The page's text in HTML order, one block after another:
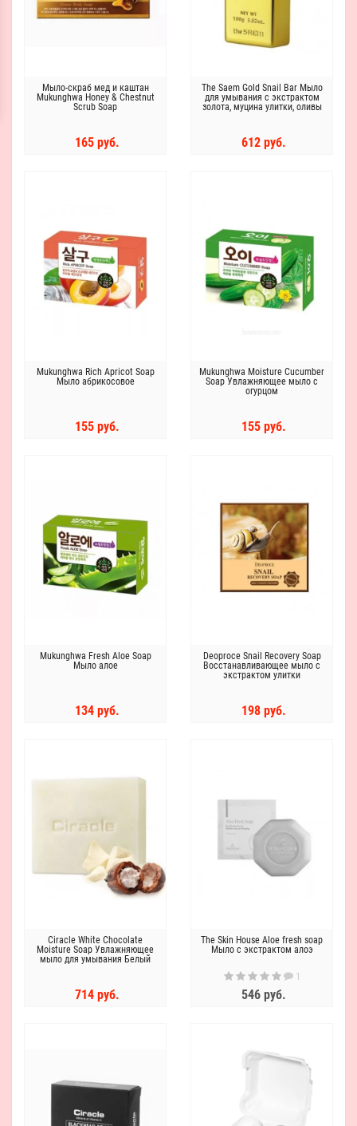
Мыло-скраб мед и каштан
Mukunghwa Honey & Chestnut
Scrub Soap
165 руб.
The Saem Gold Snail Bar Мыло
для умывания с экстрактом
золота, муцина улитки, оливы
612 руб.
Mukunghwa Rich Apricot Soap
Мыло абрикосовое
155 руб.
Mukunghwa Moisture Cucumber
Soap Увлажняющее мыло с
огурцом
155 руб.
Mukunghwa Fresh Aloe Soap
Мыло алое
134 руб.
Deoproce Snail Recovery Soap
Восстанавливающее мыло с
экстрактом улитки
198 руб.
Ciracle White Chocolate
Moisture Soap Увлажняющее
мыло для умывания Белый
714 руб.
The Skin House Aloe fresh soap
Мыло с экстрактом алоэ
1
546 руб.